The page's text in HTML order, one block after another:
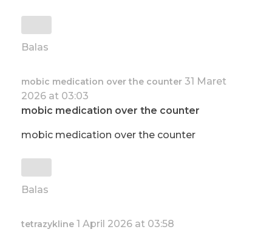
Balas
mobic medication over the counter 31 Maret
2026 at 03:03
mobic medication over the counter
mobic medication over the counter
Balas
tetrazykline 1 April 2026 at 03:58